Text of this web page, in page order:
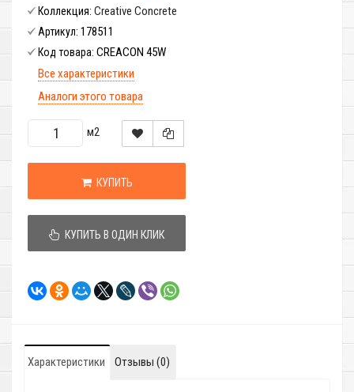
Коллекция: Creative Concrete
Артикул: 178511
Код товара: CREACON 45W
Все характеристики
Аналоги этого товара
м2
КУПИТЬ
КУПИТЬ В ОДИН КЛИК
Характеристики Отзывы (0)